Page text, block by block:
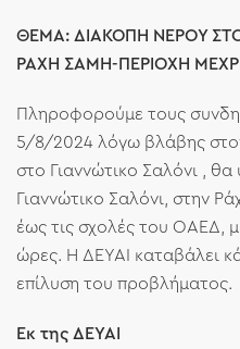
ΘΕΜΑ: ΔΙΑΚΟΠΗ ΝΕΡΟΥ
ΡΑΧΗ ΣΑΜΗ-ΠΕΡΙΟΧΗ
Πληροφορούμε τους
5/8/2024 λόγω βλάβης
στο Γιαννώτικο Σαλόνι ,
Γιαννώτικο Σαλόνι, στην
έως τις σχολές του ΟΑΕΔ,
ώρες. Η ΔΕΥΑΙ καταβάλει
επίλυση του προβλήματος.
Εκ της ΔΕΥΑΙ